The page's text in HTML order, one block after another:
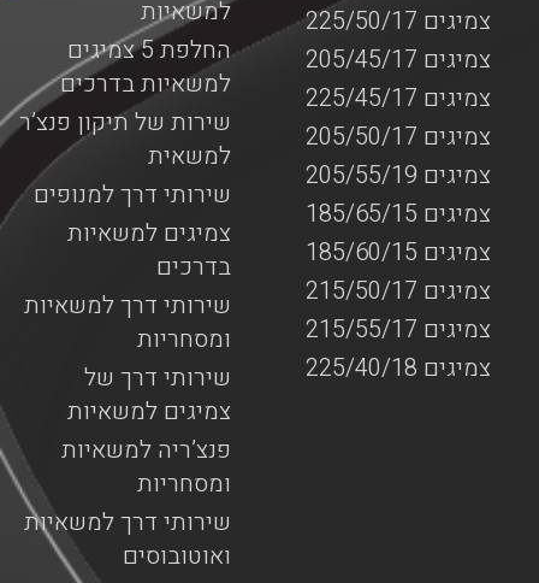
למשאיות
החלפת 5 צמיגים
למשאיות בדרכים
שירות של תיקון פנצ’ר
למשאית
שירותי דרך למנופים
צמיגים למשאיות
בדרכים
שירותי דרך למשאיות
ומסחריות
שירותי דרך של
צמיגים למשאיות
פנצ’ריה למשאיות
ומסחריות
שירותי דרך למשאיות
ואוטובוסים
צמיגים 225/50/17
צמיגים 205/45/17
צמיגים 225/45/17
צמיגים 205/50/17
צמיגים 205/55/19
צמיגים 185/65/15
צמיגים 185/60/15
צמיגים 215/50/17
צמיגים 215/55/17
צמיגים 225/40/18